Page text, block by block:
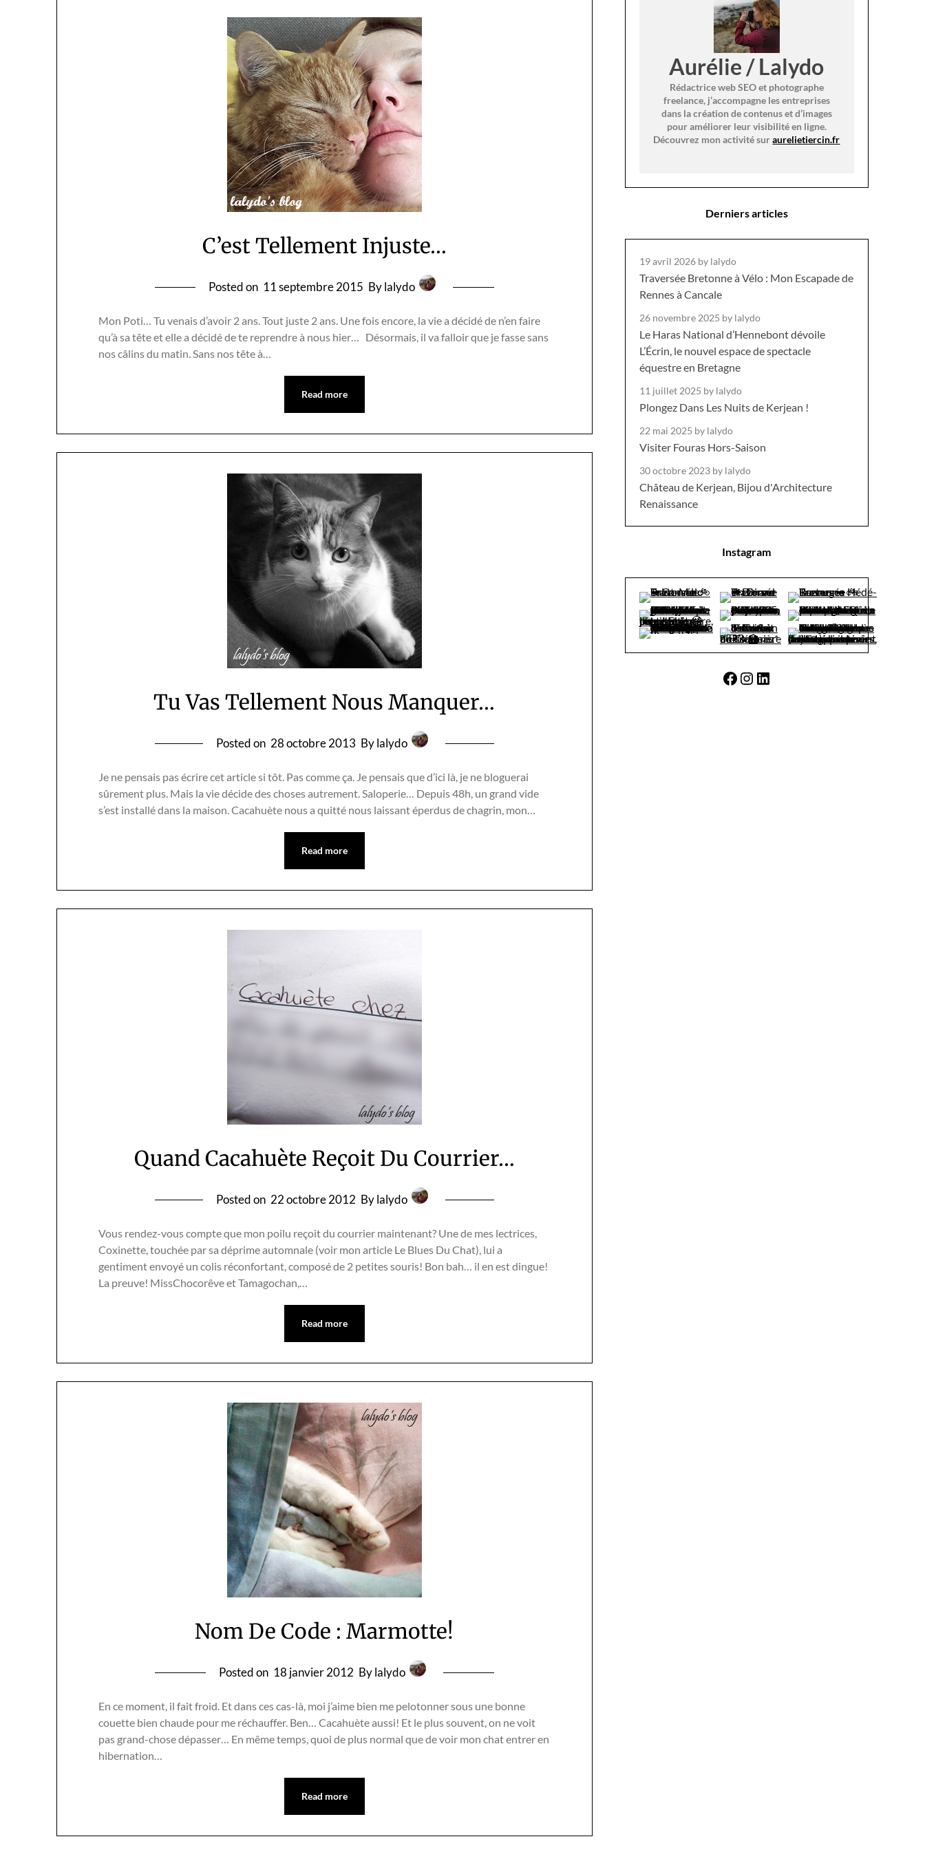
C’est Tellement Injuste…
Posted on 11 septembre 2015 By lalydo
Mon Poti… Tu venais d’avoir 2 ans. Tout juste 2 ans. Une fois encore, la vie a décidé de n’en faire
qu’à sa tête et elle a décidé de te reprendre à nous hier… Désormais, il va falloir que je fasse sans
nos câlins du matin. Sans nos tête à…
Read more
Tu Vas Tellement Nous Manquer…
Posted on 28 octobre 2013 By lalydo
Je ne pensais pas écrire cet article si tôt. Pas comme ça. Je pensais que d’ici là, je ne bloguerai
sûrement plus. Mais la vie décide des choses autrement. Saloperie… Depuis 48h, un grand vide
s’est installé dans la maison. Cacahuète nous a quitté nous laissant éperdus de chagrin, mon…
Read more
Quand Cacahuète Reçoit Du Courrier…
Posted on 22 octobre 2012 By lalydo
Vous rendez-vous compte que mon poilu reçoit du courrier maintenant? Une de mes lectrices,
Coxinette, touchée par sa déprime automnale (voir mon article Le Blues Du Chat), lui a
gentiment envoyé un colis réconfortant, composé de 2 petites souris! Bon bah… il en est dingue!
La preuve! MissChocorêve et Tamagochan,…
Read more
Nom De Code : Marmotte!
Posted on 18 janvier 2012 By lalydo
En ce moment, il fait froid. Et dans ces cas-là, moi j’aime bien me pelotonner sous une bonne
couette bien chaude pour me réchauffer. Ben… Cacahuète aussi! Et le plus souvent, on ne voit
pas grand-chose dépasser… En même temps, quoi de plus normal que de voir mon chat entrer en
hibernation…
Read more
Aurélie / Lalydo
Rédactrice web SEO et photographe
freelance, j’accompagne les entreprises
dans la création de contenus et d’images
pour améliorer leur visibilité en ligne.
Découvrez mon activité suraurelietiercin.fr
Derniers articles
19 avril 2026 by lalydo
Traversée Bretonne à Vélo : Mon Escapade de
Rennes à Cancale
26 novembre 2025 by lalydo
Le Haras National d’Hennebont dévoile
L’Écrin, le nouvel espace de spectacle
équestre en Bretagne
11 juillet 2025 by lalydo
Plongez Dans Les Nuits de Kerjean !
22 mai 2025 by lalydo
Visiter Fouras Hors-Saison
30 octobre 2023 by lalydo
Château de Kerjean, Bijou d'Architecture
Renaissance
Instagram
Facebook
Instagram
LinkedIn